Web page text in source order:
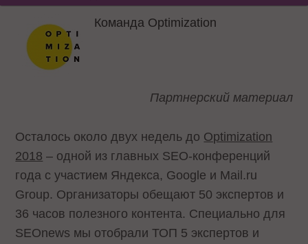
Команда Optimization
Партнерский материал
Осталось около двух недель до Optimization
2018 – одной из главных SEO-конференций
года с участием Яндекса, Google и Mail.ru
Group. Организаторы обещают 50 экспертов и
36 часов полезного контента. Специально для
SEOnews мы отобрали ТОП 5 экспертов и